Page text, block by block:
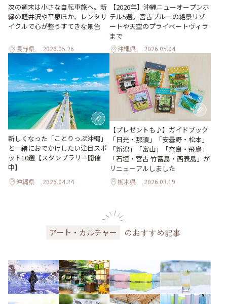
次の週末は小さな自転車旅へ。新
緑の軽井沢や平泉ほか、レンタサ
イクルで心が整うすてきな景色
長野県 2026.05.26
【2026年】沖縄ニューオープンホ
テル5選。宮古ブルーの絶景リゾ
ートや天空のプライベートヴィラ
まで
沖縄県 2026.05.04
新しくなった「ことりっぷ沖縄」
と一緒におでかけしたい注目スポ
ット10選【スタンプラリー開催
中】
沖縄県 2026.04.24
【プレゼントも♪】ガイドブック
「日光・那須」「安曇野・松本」
「新潟」「富山」「奈良・飛鳥」
「石垣・宮古 竹富島・西表島」が
リニューアルしました
栃木県 2026.03.19
アート・カルチャー のおすすめ記事